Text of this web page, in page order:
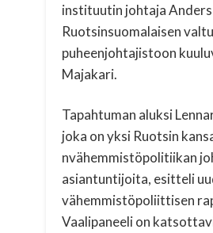
instituutin johtaja Anders
Ruotsinsuomalaisen
puheenjohtajistoon
Majakari.
Tapahtuman aluksi
joka on yksi Ruotsin
nvähemmistöpolitiikan
asiantuntijoita, esitteli
vähemmistöpoliittisen
Vaalipaneeli on